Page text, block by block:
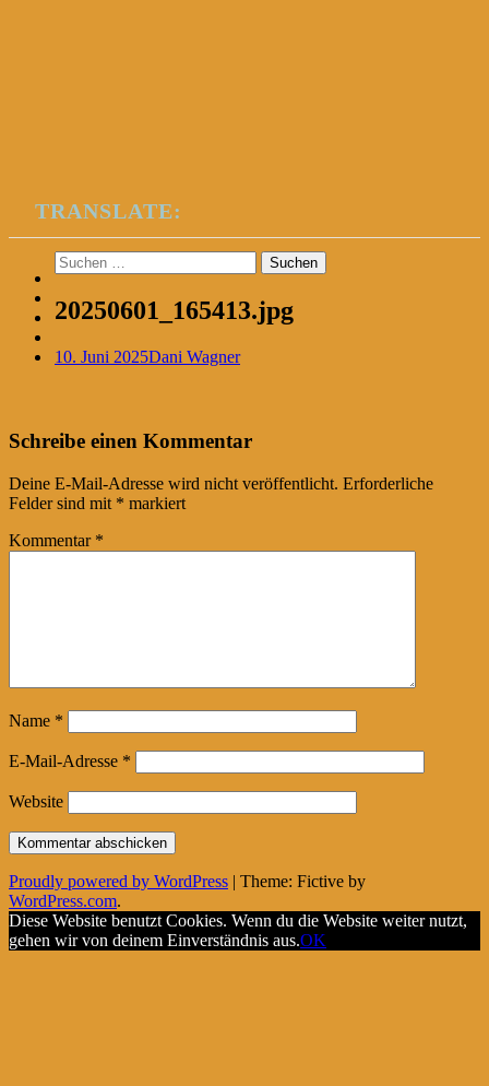
TRANSLATE:
Suchen
nach:
20250601_165413.jpg
10. Juni 2025Dani Wagner
Post
navigation
←
Schreibe einen Kommentar
Deine E-Mail-Adresse wird nicht veröffentlicht. Erforderliche
Felder sind mit * markiert
Kommentar *
Name *
E-Mail-Adresse *
Website
Proudly powered by WordPress | Theme: Fictive by
WordPress.com.
Diese Website benutzt Cookies. Wenn du die Website weiter nutzt,
gehen wir von deinem Einverständnis aus.OK